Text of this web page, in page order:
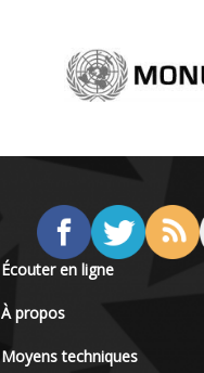
Écouter en ligne
À propos
Moyens techniques